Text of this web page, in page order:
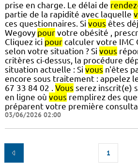
prise en charge. Le délai de
partie de la rapidité avec laquelle
ces questionnaires. Si vous êtes
Wegovy pour votre obésité ,
Cliquez ici pour calculer votre IMC
selon votre situation ? Si vous
critères ci-dessus, la procédure
situation actuelle : Si vous n'êtes
encore sous traitement : appelez
67 33 84 02 . Vous serez inscrit(e)
en ligne où vous remplirez des
préparent votre première
03/06/2026 02:00
1